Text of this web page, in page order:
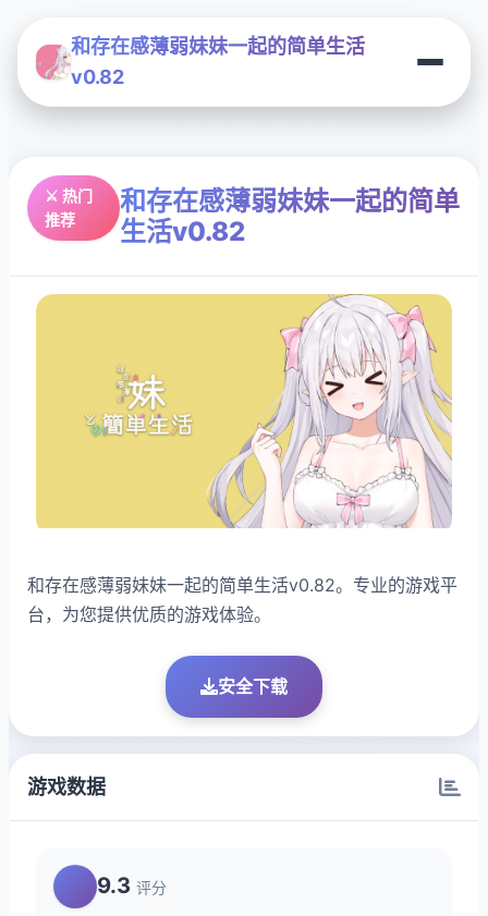
和存在感薄弱妹妹一起的简单生活
v0.82
⚔️ 热门
推荐
和存在感薄弱妹妹一起的简单
生活v0.82
和存在感薄弱妹妹一起的简单生活v0.82。专业的游戏平
台，为您提供优质的游戏体验。
安全下载
游戏数据
9.3 评分